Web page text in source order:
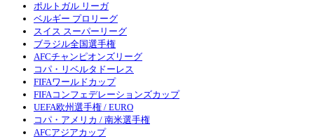
ポルトガル リーガ
ベルギー プロリーグ
スイス スーパーリーグ
ブラジル全国選手権
AFCチャンピオンズリーグ
コパ・リベルタドーレス
FIFAワールドカップ
FIFAコンフェデレーションズカップ
UEFA欧州選手権 / EURO
コパ・アメリカ / 南米選手権
AFCアジアカップ